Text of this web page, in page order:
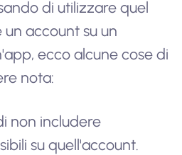
di utilizzare quel
account su un
ecco alcune cose di
nota:
non includere
su quell'account.